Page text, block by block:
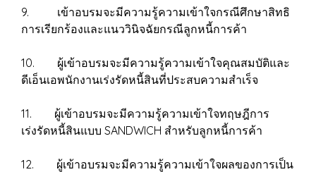
9. เข้าอบรมจะมีความรู้ความเข้าใจกรณีศึกษาสิทธิ
การเรียกร้องและแนววินิจฉัยกรณีลูกหนี้การค้า
10. ผู้เข้าอบรมจะมีความรู้ความเข้าใจคุณสมบัติและ
ดีเอ็นเอพนักงานเร่งรัดหนี้สินที่ประสบความสำเร็จ
11. ผู้เข้าอบรมจะมีความรู้ความเข้าใจทฤษฎีการ
เร่งรัดหนี้สินแบบ SANDWICH สำหรับลูกหนี้การค้า
12. ผู้เข้าอบรมจะมีความรู้ความเข้าใจผลของการเป็น